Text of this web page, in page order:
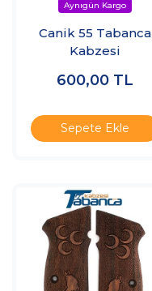
Canik 55 Tabanca
Kabzesi
600,00 TL
Sepete Ekle